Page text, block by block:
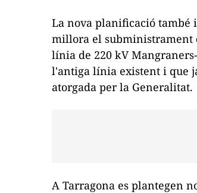
La nova planificació també
millora el subministrament
línia de 220 kV
l'antiga línia existent i que
atorgada per la Generalitat.
A Tarragona es plantegen